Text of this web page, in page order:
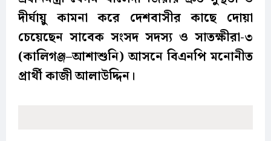
দীর্ঘায়ু কামনা করে দেশবাসীর কাছে দোয়া
চেয়েছেন সাবেক সংসদ সদস্য ও সাতক্ষীরা-৩
(কালিগঞ্জ–আশাশুনি) আসনে বিএনপি মনোনীত
প্রার্থী কাজী আলাউদ্দিন।